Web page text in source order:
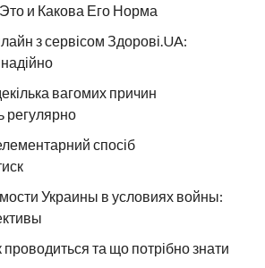
и Какова Его Норма
з сервісом Здорові.UA:
вагомих причин
регулярно
спосіб
Украины в условиях войны:
проводиться та що потрібно знати